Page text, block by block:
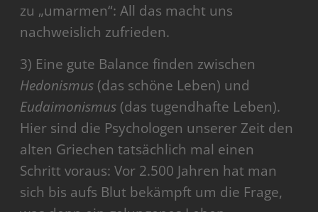
zu „umarmen“: All das macht uns
nachweislich zufrieden.
3) Eine gute Balance finden zwischen
Hedonismus (das schöne Leben) und
Eudaimonismus (das tugendhafte Leben).
Hier sind die Psychologen unserer Zeit den
alten Griechen tatsächlich mal einen
Schritt voraus: Vor 2.500 Jahren hat man
sich bis aufs Blut bekämpft um die Frage,